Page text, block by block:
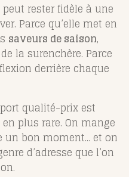
peut rester fidèle à une
Parce qu’elle met en
saveurs de saison,
la surenchère. Parce
derrière chaque
qualité-prix est
plus rare. On mange
un bon moment... et on
d’adresse que l’on